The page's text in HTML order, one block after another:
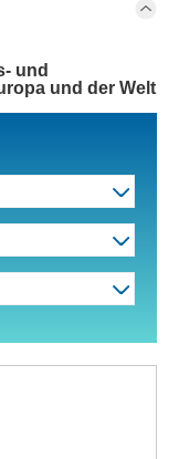
und
und der Welt